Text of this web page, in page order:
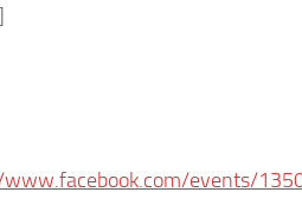
events/